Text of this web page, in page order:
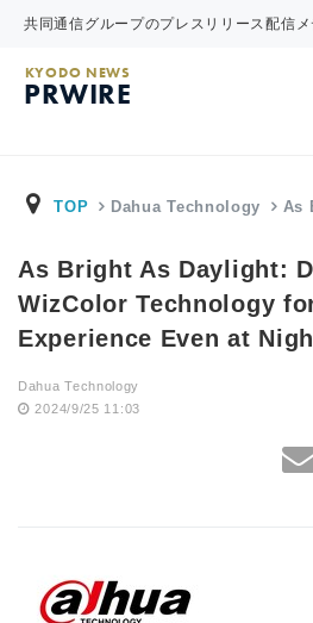
共同通信グループのプレスリリース配信メ
KYODO NEWS
PRWIRE
TOP Dahua Technology As
As Bright As Daylight:
WizColor Technology
Experience Even at
Dahua Technology
2024/9/25 11:03